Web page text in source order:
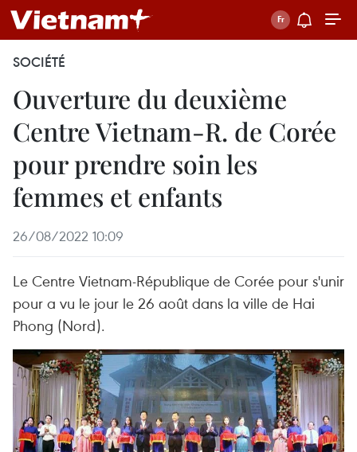
SOCIÉTÉ
Ouverture du deuxième
Centre Vietnam-R. de Corée
pour prendre soin les
femmes et enfants
26/08/2022 10:09
Le Centre Vietnam-République de Corée pour s'unir
pour a vu le jour le 26 août dans la ville de Hai
Phong (Nord).